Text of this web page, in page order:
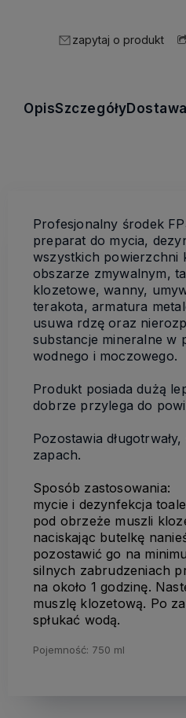
zapytaj o produkt
OpisSzczegółyDostawa
Profesjonalny środek
preparat do mycia,
wszystkich powierzchni
obszarze zmywalnym,
klozetowe, wanny,
terakota, armatura
usuwa rdzę oraz
substancje mineralne w
wodnego i moczowego.
Produkt posiada dużą
dobrze przylega do
Pozostawia
zapach.
Sposób zastosowania:
mycie i dezynfekcja
pod obrzeże muszli
naciskając butelkę
pozostawić go na
silnych zabrudzeniach
na około 1 godzinę.
muszlę klozetową. Po
spłukać wodą.
Pojemność: 750 ml